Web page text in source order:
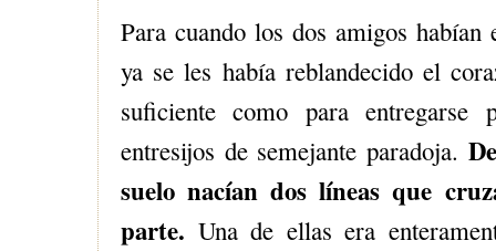
Para cuando los dos amigos
ya se les había reblandecido el
suficiente como para
entresijos de semejante paradoja.
suelo nacían dos líneas que
parte. Una de ellas era